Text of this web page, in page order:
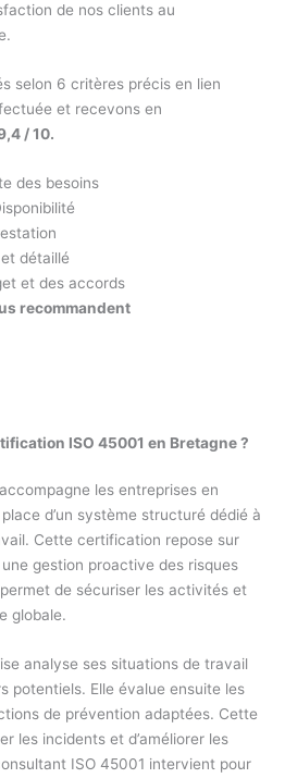
de nos clients au
selon 6 critères précis en lien
et recevons en
/ 10.
des besoins
détaillé
et des accords
recommandent
ISO 45001 en Bretagne ?
les entreprises en
d’un système structuré dédié à
Cette certification repose sur
gestion proactive des risques
de sécuriser les activités et
globale.
analyse ses situations de travail
potentiels. Elle évalue ensuite les
de prévention adaptées. Cette
les incidents et d’améliorer les
ISO 45001 intervient pour